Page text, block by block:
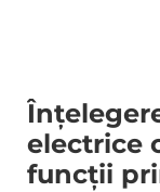
electrice
funcții